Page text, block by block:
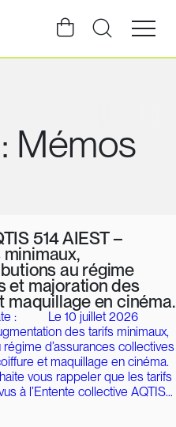
Ouvrir
la
du
Mémos
514 AIEST –
au régime
et majoration des
en cinéma.
: Le 10 juillet 2026
des tarifs minimaux,
d’assurances collectives
et maquillage en cinéma.
vous rappeler que les tarifs
à l’Entente collective AQTIS…